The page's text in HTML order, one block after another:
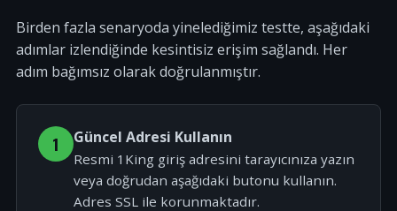
Birden fazla senaryoda yinelediğimiz testte, aşağıdaki
adımlar izlendiğinde kesintisiz erişim sağlandı. Her
adım bağımsız olarak doğrulanmıştır.
1 Güncel Adresi Kullanın
Resmi 1King giriş adresini tarayıcınıza yazın
veya doğrudan aşağıdaki butonu kullanın.
Adres SSL ile korunmaktadır.